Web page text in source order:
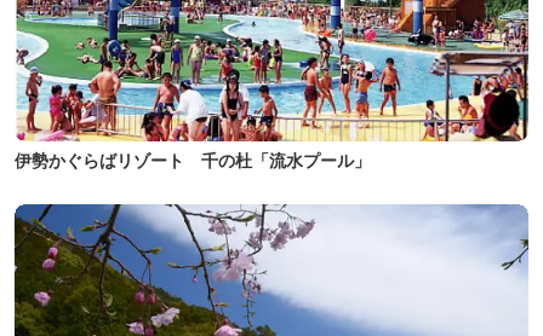
伊勢かぐらばリゾート 千の杜「流水プール」